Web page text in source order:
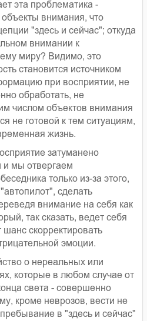
эта проблематика -
внимания, что
"здесь и сейчас"; откуда
внимании к
миру? Видимо, это
становится источником
при восприятии, не
обработать, не
числом объектов внимания
не готовой к тем ситуациям,
жизнь.
затуманено
и мы отвергаем
только из-за этого,
сделать
внимание на себя как
так сказать, ведет себя
скорректировать
эмоции.
о нереальных или
которые в любом случае от
света - совершенно
кроме неврозов, вести не
в "здесь и сейчас"